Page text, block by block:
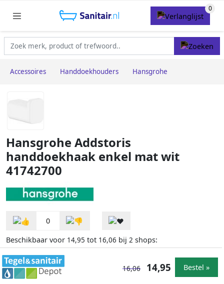
Accessoires Handdoekhouders Hansgrohe
Hansgrohe Addstoris
handdoekhaak enkel mat wit
41742700
0
Beschikbaar voor 14,95 tot 16,06 bij 2 shops:
16,06 14,95 Bestel »